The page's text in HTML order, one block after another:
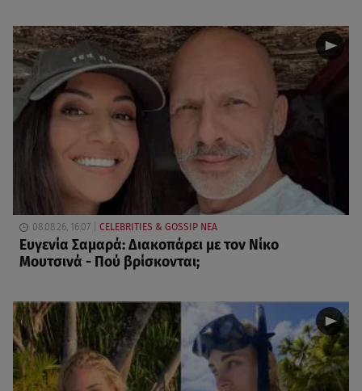
08.08.26, 16:07 CELEBRITIES & GOSSIP ΝΕΑ
Ευγενία Σαμαρά: Διακοπάρει με τον Νίκο
Μουτσινά - Πού βρίσκονται;